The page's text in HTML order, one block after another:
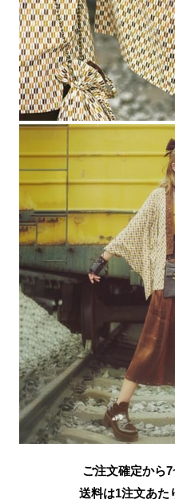
ご注文確定から
送料は1注文あた